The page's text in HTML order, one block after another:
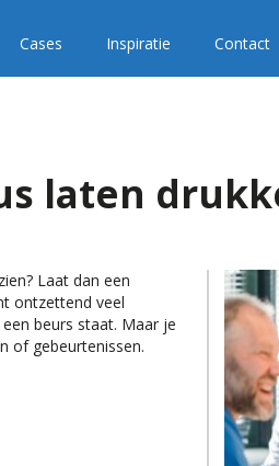
Cases Inspiratie Contact
laten
Laat dan een
ontzettend veel
beurs staat. Maar je
of gebeurtenissen.